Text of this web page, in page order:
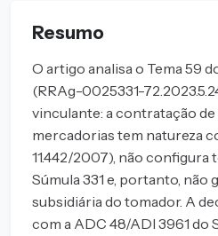
Resumo
O artigo analisa o Tema 59
(RRAg-0025331-
vinculante: a contratação
mercadorias tem natureza
11.442/2007), não configura
Súmula 331 e, portanto, não
subsidiária do tomador. A
com a ADC 48/ADI 3961 do